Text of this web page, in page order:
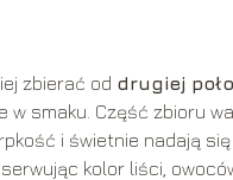
zbierać od drugiej
w smaku. Część zbioru
i świetnie nadają
kolor liści,